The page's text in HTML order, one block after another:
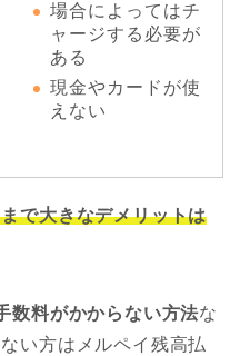
場合によってはチ
ャージする必要が
ある
現金やカードが使
えない
で大きなデメリットは
数料がかからない方法な
い方はメルペイ残高払